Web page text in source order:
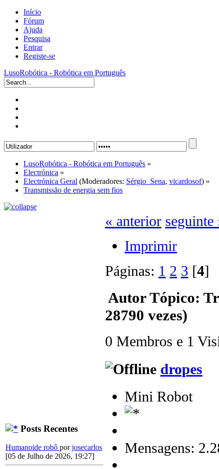
Início
Fórum
Ajuda
Pesquisa
Entrar
Registe-se
LusoRobótica - Robótica em Português
LusoRobótica - Robótica em Português »
Electrónica »
Electrónica Geral (Moderadores: Sérgio_Sena, vicardosof) »
Transmissão de energia sem fios
Posts Recentes
Humanoide robô porjosecarlos
[05 de Julho de 2026, 19:27]
« anterior seguinte
Imprimir
Páginas: 1 2 3 [4
AutorTópico:
28790 vezes)
0 Membros e 1
dropes
Mini Robot
Mensagens: